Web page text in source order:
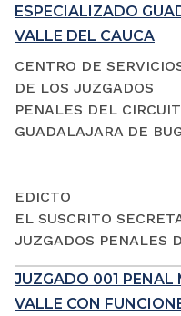
ESPECIALIZADO
VALLE DEL CAUCA
CENTRO DE
DE LOS JUZGADOS
PENALES DEL
GUADALAJARA DE
EDICTO
EL SUSCRITO
JUZGADOS PENALES
JUZGADO 001 PENAL
VALLE CON